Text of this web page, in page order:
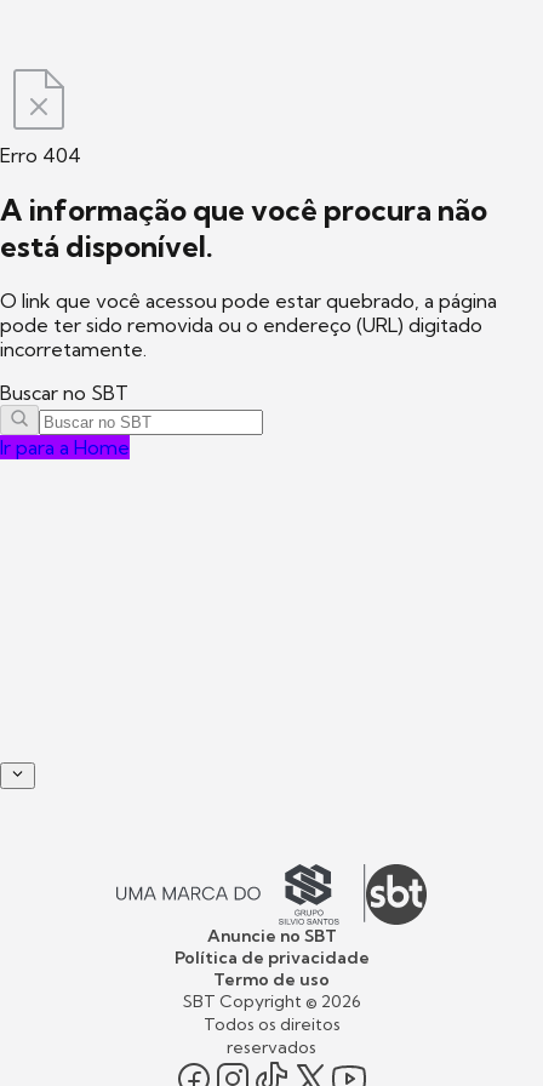
Erro 404
A informação que você procura não
está disponível.
O link que você acessou pode estar quebrado, a página
pode ter sido removida ou o endereço (URL) digitado
incorretamente.
Buscar no SBT
Ir para a Home
Anuncie no SBT
Política de privacidade
Termo de uso
SBT Copyright © 2026
Todos os direitos
reservados